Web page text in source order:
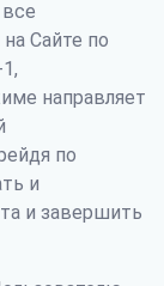
Сайте по
направляет
по
и
и завершить